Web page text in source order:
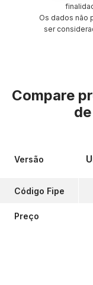
Os dados não
ser
Compare
de
Versão
Código Fipe
Preço